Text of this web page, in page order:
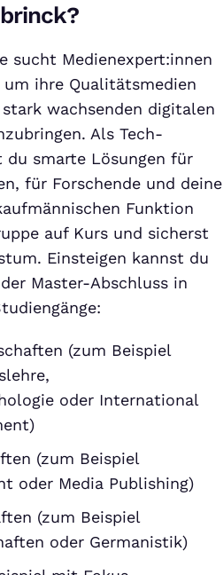
sucht Medienexpert:innen
um ihre Qualitätsmedien
wachsenden digitalen
Als Tech-
smarte Lösungen für
für Forschende und deine
Funktion
auf Kurs und sicherst
Einsteigen kannst du
Master-Abschluss in
(zum Beispiel
oder International
(zum Beispiel
oder Media Publishing)
(zum Beispiel
oder Germanistik)